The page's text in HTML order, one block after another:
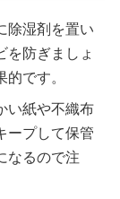
除湿剤を置い
を防ぎましょ
です。
い紙や不織布
ープして保管
なるので注